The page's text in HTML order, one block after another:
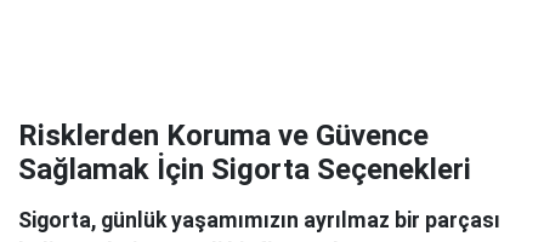
Risklerden Koruma ve Güvence
Sağlamak İçin Sigorta Seçenekleri
Sigorta, günlük yaşamımızın ayrılmaz bir parçası